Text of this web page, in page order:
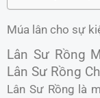
Múa lân cho sự
Lân Sư Rồng
Lân Sư Rồng
Lân Sư Rồng là